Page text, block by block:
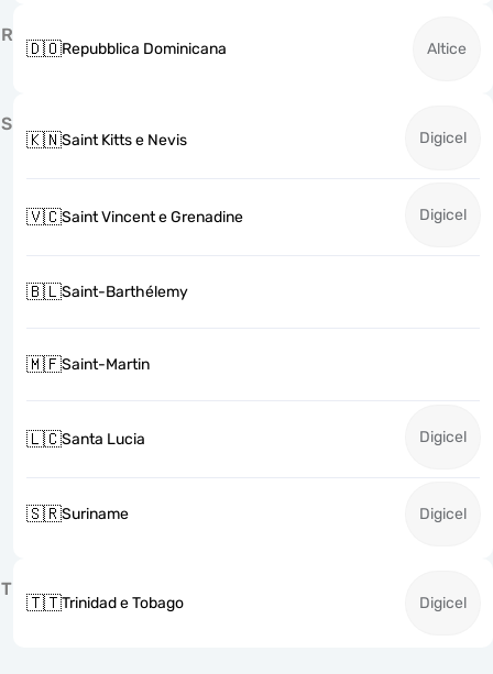
R
🇩🇴Repubblica Dominicana Altice
S
🇰🇳Saint Kitts e Nevis Digicel
🇻🇨Saint Vincent e Grenadine Digicel
🇧🇱Saint-Barthélemy
🇲🇫Saint-Martin
🇱🇨Santa Lucia Digicel
🇸🇷Suriname Digicel
T
🇹🇹Trinidad e Tobago Digicel